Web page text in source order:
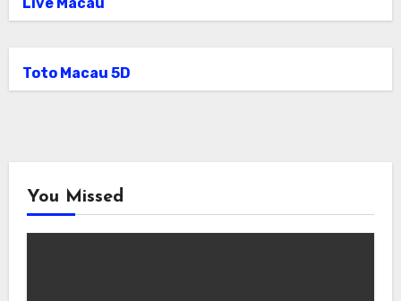
Toto Macau 5D
You Missed